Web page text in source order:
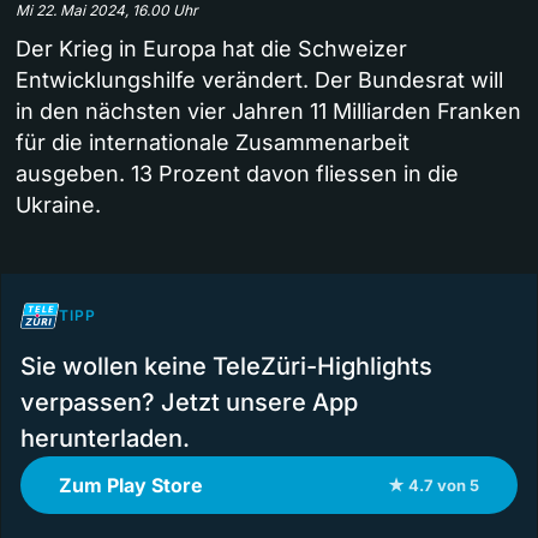
Mi 22. Mai 2024, 16.00 Uhr
Der Krieg in Europa hat die Schweizer
Entwicklungshilfe verändert. Der Bundesrat will
in den nächsten vier Jahren 11 Milliarden Franken
für die internationale Zusammenarbeit
ausgeben. 13 Prozent davon fliessen in die
Ukraine.
TIPP
Sie wollen keine TeleZüri-Highlights
verpassen? Jetzt unsere App
herunterladen.
Zum Play Store ★ 4.7 von 5